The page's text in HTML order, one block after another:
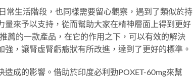
常生活階段，也同樣需要留心觀察，遇到了類似於持
來予以支持，從而幫助大家在精神層面上得到更好
薦的一款產品，在它的作用之下，可以有效的解決
，讓腎虛腎虧癥狀有所改進，達到了更好的標準。
成的影響。借助於印度必利勁POXET-60mg來幫